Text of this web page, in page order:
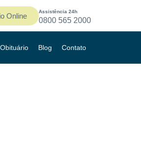
Online Assistência 24h
0800 565 2000
Obituário Blog Contato